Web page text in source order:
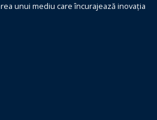
unui mediu care încurajează inovația